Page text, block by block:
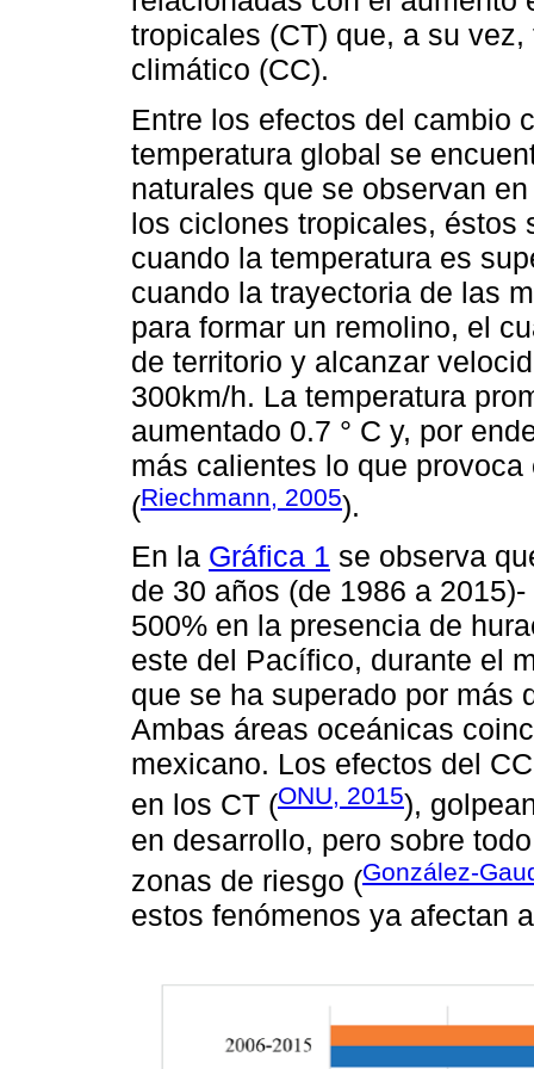
tropicales (CT) que, a su
climático (CC).
Entre los efectos del cambio
temperatura global se
naturales que se observan
los ciclones tropicales, éstos
cuando la temperatura es
cuando la trayectoria de las
para formar un remolino, el
de territorio y alcanzar
300km/h. La temperatura
aumentado 0.7 ° C y, por
más calientes lo que
(Riechmann, 2005).
En la Gráfica 1 se observa
de 30 años (de 1986 a
500% en la presencia de
este del Pacífico, durante el
que se ha superado por más
Ambas áreas oceánicas
mexicano. Los efectos del
en los CT (ONU, 2015),
en desarrollo, pero sobre
zonas de riesgo (González-
estos fenómenos ya afectan